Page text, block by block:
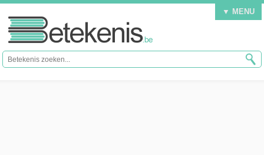
▼ MENU